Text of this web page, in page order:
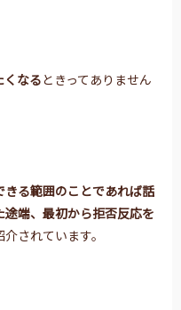
くなるときってありません
きる範囲のことであれば話
端、 最初から拒否反応を
介されています。